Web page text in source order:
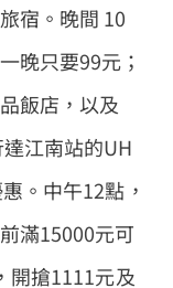
宿。晚間 10
晚只要99元；
飯店，以及
江南站的UH
。中午12點，
滿15000元可
開搶1111元及